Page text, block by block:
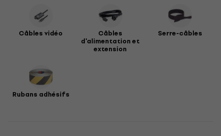
Câbles vidéo Câbles
d'alimentation et
extension
Serre-câbles
Rubans adhésifs